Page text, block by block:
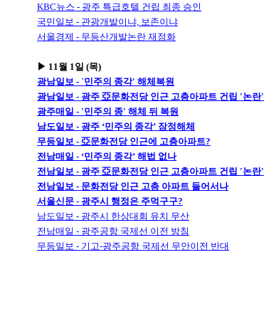
KBC뉴스 - 광주 특급호텔 건립 최종 승인
국민일보 - 관광개발이냐, 보존이냐
서울경제 - 무등산개발논란 재점화
▶ 11월 1일 (목)
광남일보 - `민주의 종각' 해체복원
광남일보 - 광주 亞문화전당 인근 고층아파트 건립 '논란'
광주매일 - '민주의 종' 해체 뒤 복원
남도일보 - 광주 ‘민주의 종각’ 잠정해체
무등일보 - 亞문화전당 인근에 고층아파트?
전남매일 - ‘민주의 종각’ 해법 없나
전남일보 - 광주 亞문화전당 인근 고층아파트 건립 '논란'
전남일보 - 문화전당 인근 고층 아파트 들어서나
서울신문 - 광주시 행정은 주먹구구?
남도일보 - 광주시 한상대회 유치 무산
전남매일 - 광주공항 국제선 이전 방침
무등일보 - 기고-광주공항 국제선 무안이전 반대